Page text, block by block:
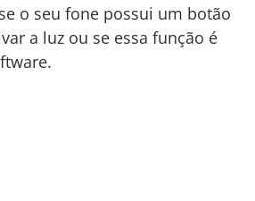
o seu fone possui um botão
a luz ou se essa função é